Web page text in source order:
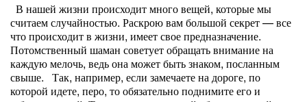
В нашей жизни происходит много вещей, которые мы
считаем случайностью. Раскрою вам большой секрет — все
что происходит в жизни, имеет свое предназначение.
Потомственный шаман советует обращать внимание на
каждую мелочь, ведь она может быть знаком, посланным
свыше. Так, например, если замечаете на дороге, по
которой идете, перо, то обязательно поднимите его и